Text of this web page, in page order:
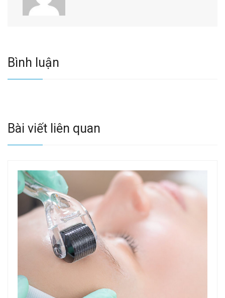
Bình luận
Bài viết liên quan